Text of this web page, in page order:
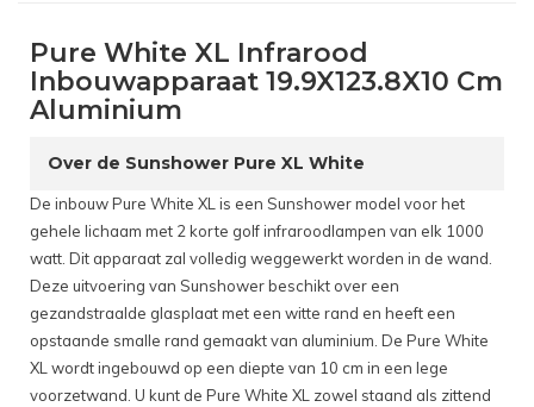
Pure White XL Infrarood
Inbouwapparaat 19.9X123.8X10 Cm
Aluminium
Over de Sunshower Pure XL White
De inbouw Pure White XL is een Sunshower model voor het
gehele lichaam met 2 korte golf infraroodlampen van elk 1000
watt. Dit apparaat zal volledig weggewerkt worden in de wand.
Deze uitvoering van Sunshower beschikt over een
gezandstraalde glasplaat met een witte rand en heeft een
opstaande smalle rand gemaakt van aluminium. De Pure White
XL wordt ingebouwd op een diepte van 10 cm in een lege
voorzetwand. U kunt de Pure White XL zowel staand als zittend